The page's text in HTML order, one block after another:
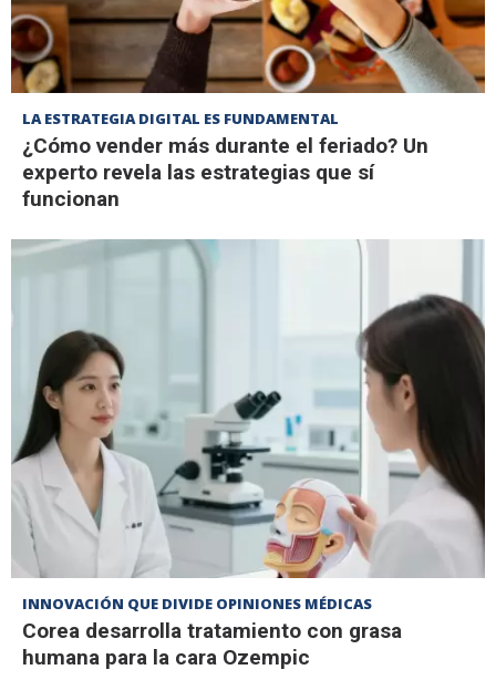
LA ESTRATEGIA DIGITAL ES FUNDAMENTAL
¿Cómo vender más durante el feriado? Un
experto revela las estrategias que sí
funcionan
INNOVACIÓN QUE DIVIDE OPINIONES MÉDICAS
Corea desarrolla tratamiento con grasa
humana para la cara Ozempic